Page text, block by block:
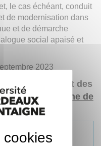
le cas échéant, conduit
de modernisation dans
et de démarche
social apaisé et
2023
des missions et des
la
fiche de
: 20 août 2023